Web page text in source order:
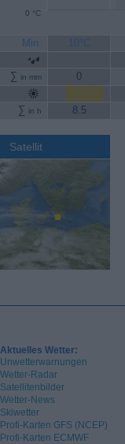
0 °C
Min. 10°C
∑ in mm 0
∑ in h 8.5
Satellit
Aktuelles Wetter:
Unwetterwarnungen
Wetter-Radar
Satellitenbilder
Wetter-News
Skiwetter
Profi-Karten GFS (NCEP)
Profi-Karten ECMWF